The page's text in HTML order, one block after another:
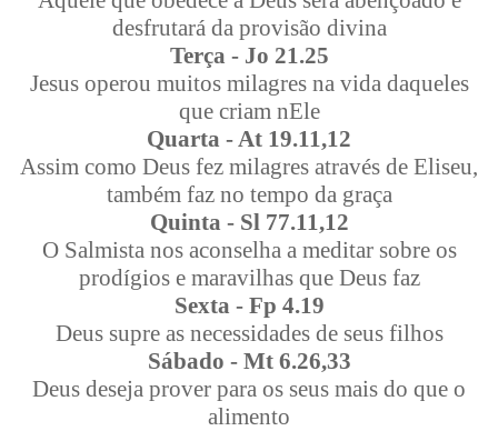
desfrutará da provisão divina
Terça - Jo 21.25
Jesus operou muitos milagres na vida daqueles
que criam nEle
Quarta - At 19.11,12
Assim como Deus fez milagres através de Eliseu,
também faz no tempo da graça
Quinta - Sl 77.11,12
O Salmista nos aconselha a meditar sobre os
prodígios e maravilhas que Deus faz
Sexta - Fp 4.19
Deus supre as necessidades de seus filhos
Sábado - Mt 6.26,33
Deus deseja prover para os seus mais do que o
alimento